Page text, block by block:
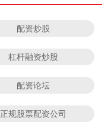
配资炒股
杠杆融资炒股
配资论坛
正规股票配资公司